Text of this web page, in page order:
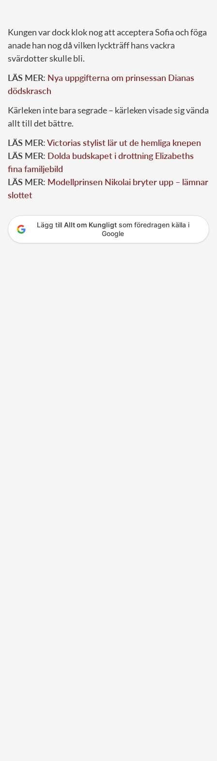
Kungen var dock klok nog att acceptera Sofia och föga
anade han nog då vilken lyckträff hans vackra
svärdotter skulle bli.
LÄS MER: Nya uppgifterna om prinsessan Dianas
dödskrasch
Kärleken inte bara segrade – kärleken visade sig vända
allt till det bättre.
LÄS MER:Victorias stylist lär ut de hemliga knepen
LÄS MER: Dolda budskapet i drottning Elizabeths
fina familjebild
LÄS MER: Modellprinsen Nikolai bryter upp – lämnar
slottet
Lägg till Allt om Kungligtsom föredragen källa i
Google